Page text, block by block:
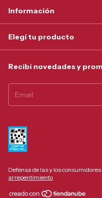
Información
Elegí tu producto
Recibi novedades y
Defensa de las y los
arrepentimiento